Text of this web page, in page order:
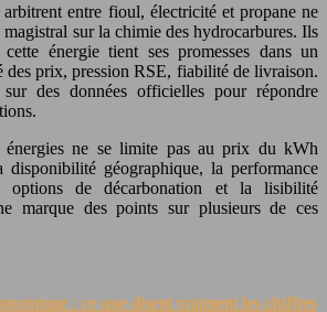
entre fioul, électricité et propane ne
sur la chimie des hydrocarbures. Ils
énergie tient ses promesses dans un
des prix, pression RSE, fiabilité de livraison.
des données officielles pour répondre
énergies ne se limite pas au prix du kWh
géographique, la performance
options de décarbonation et la lisibilité
marque des points sur plusieurs de ces
: ce que disent vraiment les chiffres